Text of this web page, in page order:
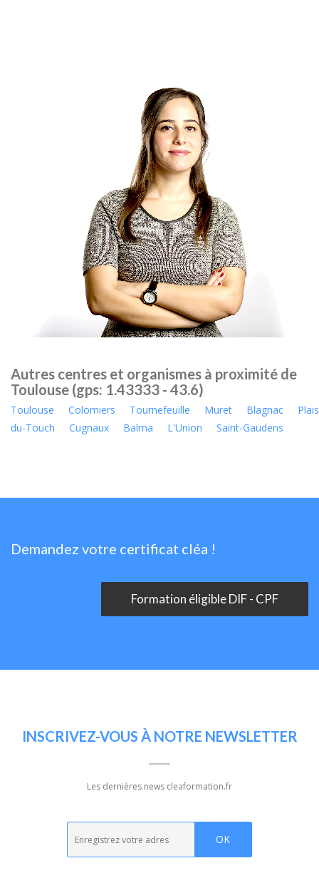
Autres centres et organismes à proximité de
Toulouse (gps: 1.43333 - 43.6)
Toulouse Colomiers Tournefeuille Muret Blagnac
du-Touch
Cugnaux Balma L'Union Saint-Gaudens
Demandez votre certificat cléa !
Formation éligible DIF - CPF
INSCRIVEZ-VOUS À NOTRE NEWSLETTER
Les dernières news cleaformation.fr